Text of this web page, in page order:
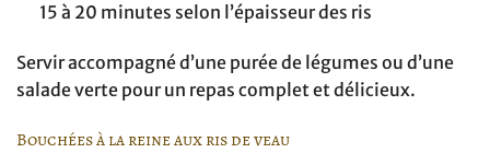
15 à 20 minutes selon l’épaisseur des ris
Servir accompagné d’une purée de légumes ou d’une
salade verte pour un repas complet et délicieux.
Bouchées à la reine aux ris de veau